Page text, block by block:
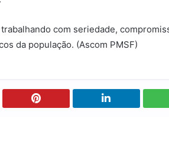
com seriedade,
da população. (Ascom PMSF)